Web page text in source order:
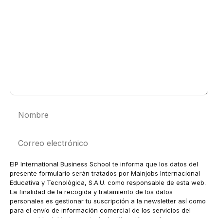
electrónico
EIP International Business School te informa que los datos del
presente formulario serán tratados por Mainjobs Internacional
Educativa y Tecnológica, S.A.U. como responsable de esta web.
La finalidad de la recogida y tratamiento de los datos
personales es gestionar tu suscripción a la newsletter así como
para el envío de información comercial de los servicios del